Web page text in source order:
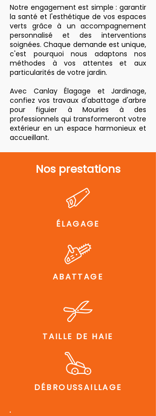
Notre engagement est simple : garantir
la santé et l'esthétique de vos espaces
verts grâce à un accompagnement
personnalisé et des interventions
soignées. Chaque demande est unique,
c'est pourquoi nous adaptons nos
méthodes à vos attentes et aux
particularités de votre jardin.
Avec Canlay Élagage et Jardinage,
confiez vos travaux d'abattage d'arbre
pour figuier à Mouries à des
professionnels qui transformeront votre
extérieur en un espace harmonieux et
accueillant.
Nos prestations
ÉLAGAGE
ABATTAGE
TAILLE DE HAIE
DÉBROUSSAILLAGE